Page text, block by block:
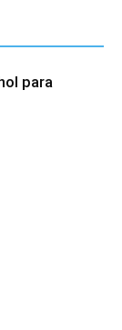
para